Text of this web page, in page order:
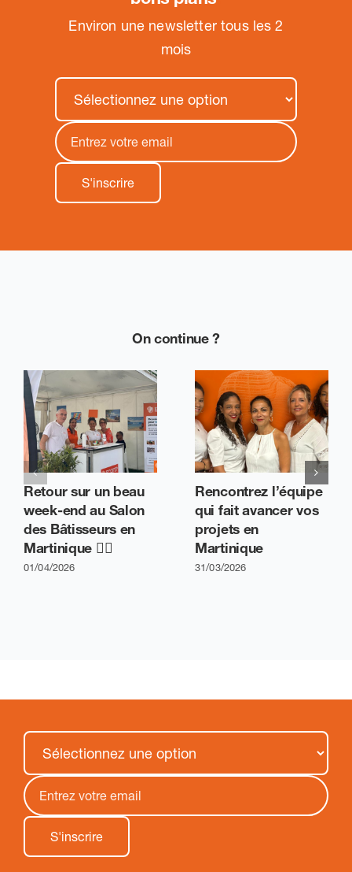
Environ une newsletter tous les 2
mois
On continue ?
Retour sur un beau
week-end au Salon
des Bâtisseurs en
Martinique 👷‍♂️
01/04/2026
Rencontrez l’équipe
qui fait avancer vos
projets en
Martinique
31/03/2026